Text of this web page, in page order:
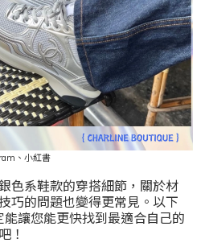
、小紅書
色系鞋款的穿搭細節，關於材
巧的問題也變得更常見。以下
讓您能更快找到最適合自己的
！